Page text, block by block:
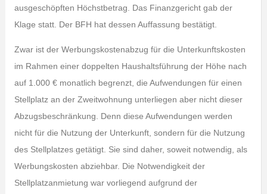
ausgeschöpften Höchstbetrag. Das Finanzgericht gab der
Klage statt. Der BFH hat dessen Auffassung bestätigt.
Zwar ist der Werbungskostenabzug für die Unterkunftskosten
im Rahmen einer doppelten Haushaltsführung der Höhe nach
auf 1.000 € monatlich begrenzt, die Aufwendungen für einen
Stellplatz an der Zweitwohnung unterliegen aber nicht dieser
Abzugsbeschränkung. Denn diese Aufwendungen werden
nicht für die Nutzung der Unterkunft, sondern für die Nutzung
des Stellplatzes getätigt. Sie sind daher, soweit notwendig, als
Werbungskosten abziehbar. Die Notwendigkeit der
Stellplatzanmietung war vorliegend aufgrund der